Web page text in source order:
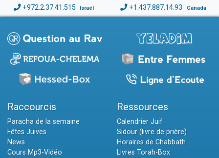
+972.2.37.41.515 Israël +1.437.887.14.93 Canada
Raccourcis
Paracha de la semaine
Fêtes Juives
News
Cours Mp3-Vidéo
Ressources
Calendrier Juif
Sidour (livre de prière)
Horaires de Chabbath
Livres Torah-Box